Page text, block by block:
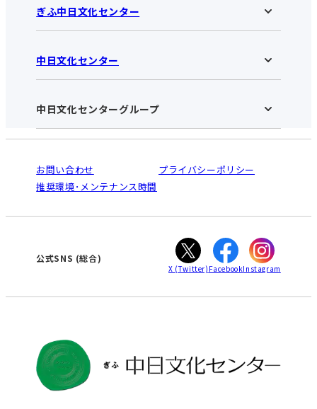
ぎふ中日文化センター
ぎふ中日文化センターHOME
お知らせ
アクセス･営業時間
お申し込みの流れ
入会と受講のご案内
中日文化センター
中日文化センターHOME
中日文化センターとは
受講規約・会員特典
ご利用ガイド
オンライン講座受講の手順
WEBサイトのよくある質問
中日文化センターグループ
南大高
犬山
高蔵寺
大垣
津
お問い合わせ
プライバシーポリシー
推奨環境･メンテナンス時間
公式SNS (総合)
X (Twitter) FacebookInstagram